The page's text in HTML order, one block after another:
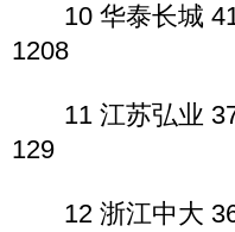
10 华泰长城
1208
11 江苏弘业
129
12 浙江中大